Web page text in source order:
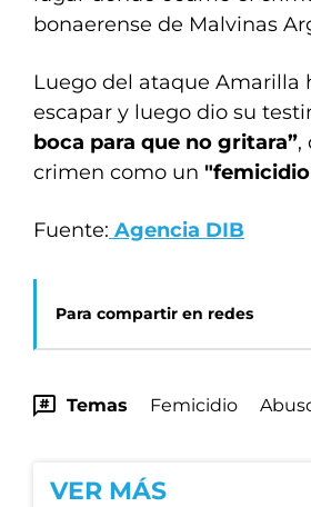
bonaerense de Malvinas
Luego del ataque Amarilla
escapar y luego dio su
boca para que no gritara”,
crimen como un
Fuente: Agencia DIB
Para compartir en redes
Temas Femicidio
VER MÁS